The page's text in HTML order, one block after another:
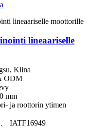
lineaariselle
Kiina
ODM
mm
ja roottorin ytimen
IATF16949